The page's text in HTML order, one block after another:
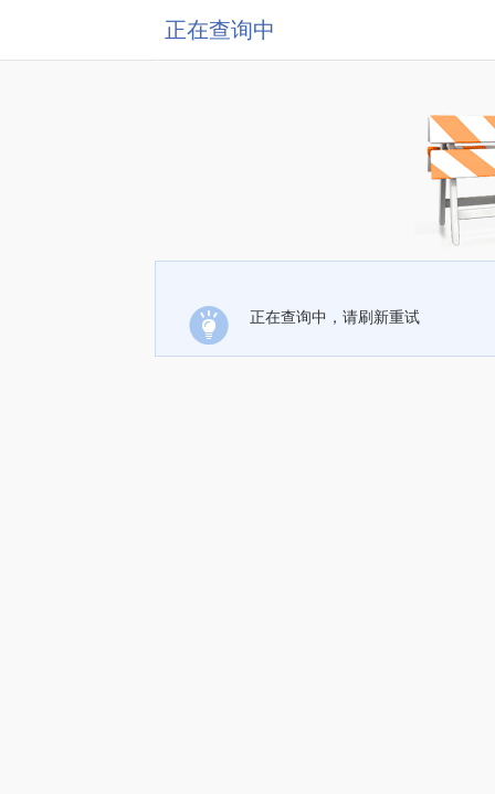
正在查询中
正在查询中，请刷新重试